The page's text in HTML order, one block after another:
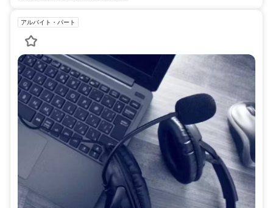
アルバイト・パート